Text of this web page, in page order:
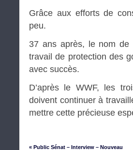
Grâce aux efforts de
peu.
37 ans après, le nom de
travail de protection des
avec succès.
D’après le WWF, les
doivent continuer à
mettre cette précieuse
« Public Sénat – Interview – Nouveau